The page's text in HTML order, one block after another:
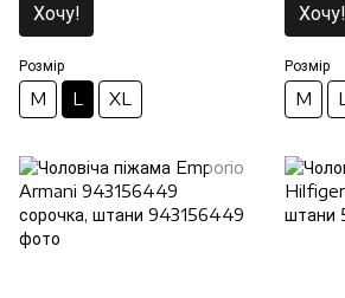
Хочу!
Розмір
M L XL
Хочу!
Розмір
M L